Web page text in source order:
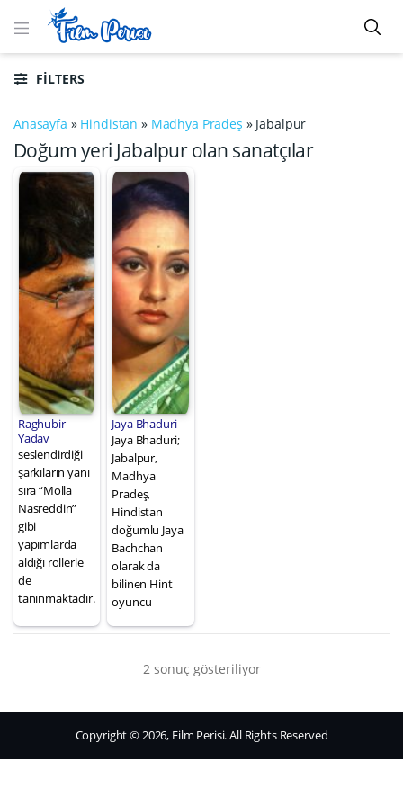
FILTERS
Anasayfa » Hindistan » Madhya Pradeş » Jabalpur
Doğum yeri Jabalpur olan sanatçılar
Raghubir
Yadav
seslendirdiği
şarkıların yanı
sıra “Molla
Nasreddin”
gibi
yapımlarda
aldığı rollerle
de
tanınmaktadır.
Jaya Bhaduri
Jaya Bhaduri;
Jabalpur,
Madhya
Pradeş,
Hindistan
doğumlu Jaya
Bachchan
olarak da
bilinen Hint
oyuncu
2 sonuç gösteriliyor
Copyright © 2026, Film Perisi. All Rights Reserved